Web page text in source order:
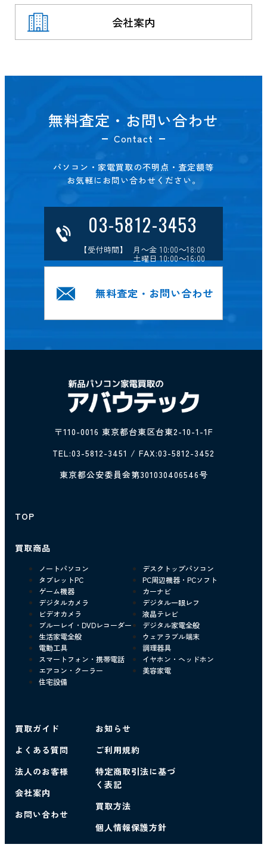
会社案内
無料査定・お問い合わせ
Contact
パソコン・家電買取の不明点・査定額等
お気軽にお問い合わせください。
03-5812-3453
【受付時間】 月～金 10:00～18:00
土曜日 10:00～16:00
無料査定・お問い合わせ
〒110-0016 東京都台東区台東2-10-1-1F
TEL:03-5812-3451 / FAX:03-5812-3452
東京都公安委員会第301030406546号
TOP
買取商品
ノートパソコン
デスクトップパソコン
タブレットPC
PC周辺機器・PCソフト
ゲーム機器
カーナビ
デジタルカメラ
デジタル一眼レフ
ビデオカメラ
液晶テレビ
ブルーレイ・DVDレコーダー
デジタル家電全般
生活家電全般
ウェアラブル端末
電動工具
調理器具
スマートフォン・携帯電話
イヤホン・ヘッドホン
エアコン・クーラー
美容家電
住宅設備
買取ガイド
よくある質問
法人のお客様
会社案内
お問い合わせ
お知らせ
ご利用規約
特定商取引法に基づ
く表記
買取方法
個人情報保護方針